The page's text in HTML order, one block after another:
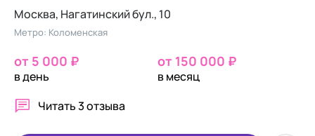
Москва, Нагатинский бул., 10
Метро: Коломенская
от 5 000 ₽
в день
от 150 000 ₽
в месяц
Читать3 отзыва